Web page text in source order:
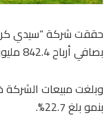
بصافي أرباح 842.4 مليون جنيه خلال عام 2015 المنقضي، بنسبة ارتفاع في الأرباح بلغت 69.5%.
بنمو بلغ 22.7%.